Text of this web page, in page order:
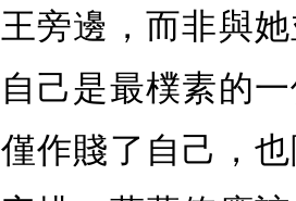
王旁邊，而非與
自己是最樸素的
僅作賤了自己，